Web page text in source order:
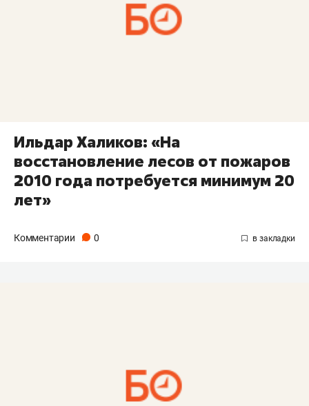
Ильдар Халиков: «На
восстановление лесов от пожаров
2010 года потребуется минимум 20
лет»
Комментарии 0